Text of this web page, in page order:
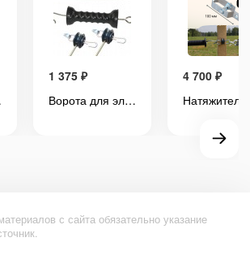
1 375 ₽
Ворота для электропастуха (1 шт) комплект с пружиной 4,5 метра
4 700 ₽
с сайта обязательно указание